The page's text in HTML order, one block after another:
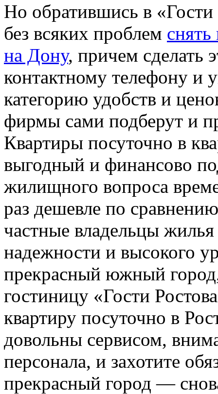
Но обратившись в
без всяких проблем снять
на Дону, причем сделать
контактному телефону и
категорию удобств и
фирмы сами подберут и
Квартиры посуточно в
выгодный и финансово
жилищного вопроса
раз дешевле по
частные владельцы
надежности и высокого
прекрасный южный
гостиницу «Гости
квартиру посуточно в
довольны сервисом,
персонала, и захотите
прекрасный город —